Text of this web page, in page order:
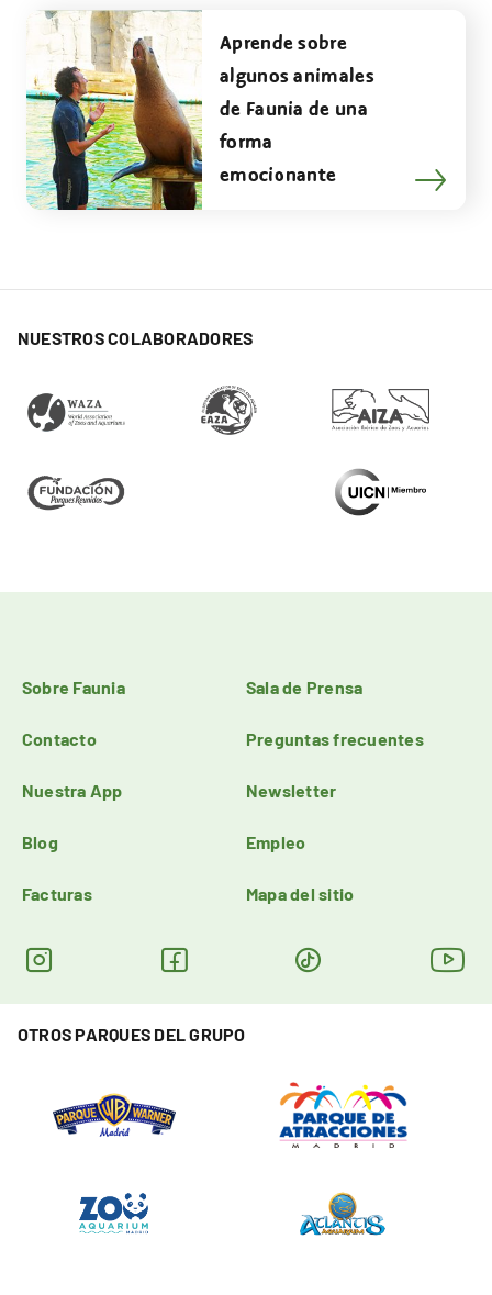
Aprende sobre
algunos animales
de Faunia de una
forma
emocionante
NUESTROS COLABORADORES
Sobre Faunia Sala de Prensa
Contacto Preguntas frecuentes
Nuestra App Newsletter
Blog Empleo
Facturas Mapa del sitio
OTROS PARQUES DEL GRUPO